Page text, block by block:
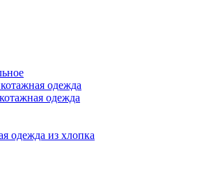
одежда
одежда
одежда из хлопка